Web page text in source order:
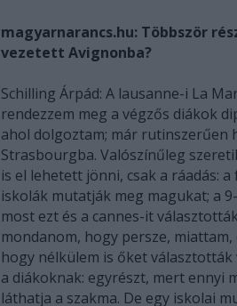
magyarnarancs.hu: Többször
vezetett Avignonba?
Schilling Árpád: A lausanne-i La
rendezzem meg a végzős diákok
ahol dolgoztam; már rutinszerűen
Strasbourgba. Valószínűleg
is el lehetett jönni, csak a ráadás:
iskolák mutatják meg magukat; a
most ezt és a cannes-it
mondanom, hogy persze,
hogy nélkülem is őket
a diákoknak: egyrészt, mert ennyi
láthatja a szakma. De egy iskolai